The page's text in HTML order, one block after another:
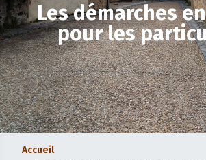
Les démarches
pour les
Accueil